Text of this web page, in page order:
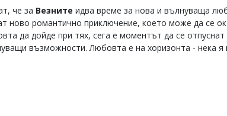
че за Везните идва време за нова и вълнуваща
ново романтично приключение, което може да се
да дойде при тях, сега е моментът да се
възможности. Любовта е на хоризонта - нека